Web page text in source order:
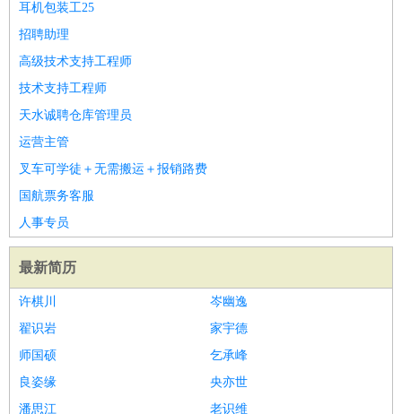
耳机包装工25
招聘助理
高级技术支持工程师
技术支持工程师
天水诚聘仓库管理员
运营主管
叉车可学徒＋无需搬运＋报销路费
国航票务客服
人事专员
最新简历
许棋川
岑幽逸
翟识岩
家宇德
师国硕
乞承峰
良姿缘
央亦世
潘思江
老识维